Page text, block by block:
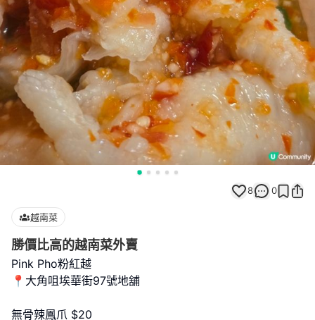
8 0
越南菜
勝價比高的越南菜外賣
Pink Pho粉紅越
📍大角咀埃華街97號地舖
無骨辣鳳爪 $20